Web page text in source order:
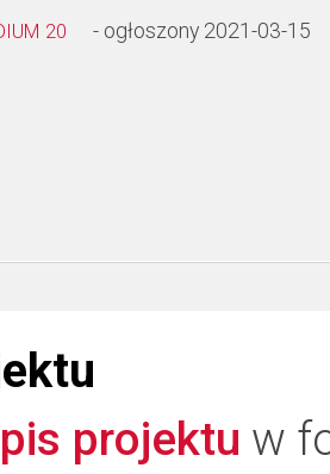
20 - ogłoszony 2021-03-15
projektu w